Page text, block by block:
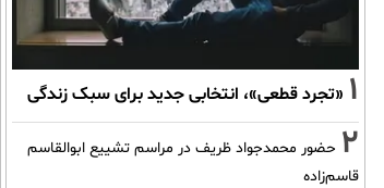
1 «تجرد قطعی»، انتخابی جدید برای سبک زندگی
2 حضور محمدجواد ظریف در مراسم تشییع ابوالقاسم
قاسم‌زاده